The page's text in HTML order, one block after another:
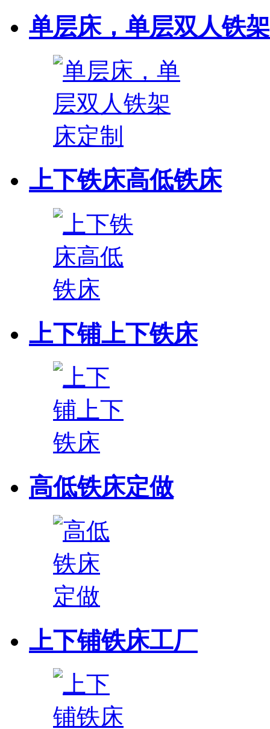
单层床，单层双人铁
上下铁床高低铁床
上下铺上下铁床
高低铁床定做
上下铺铁床工厂